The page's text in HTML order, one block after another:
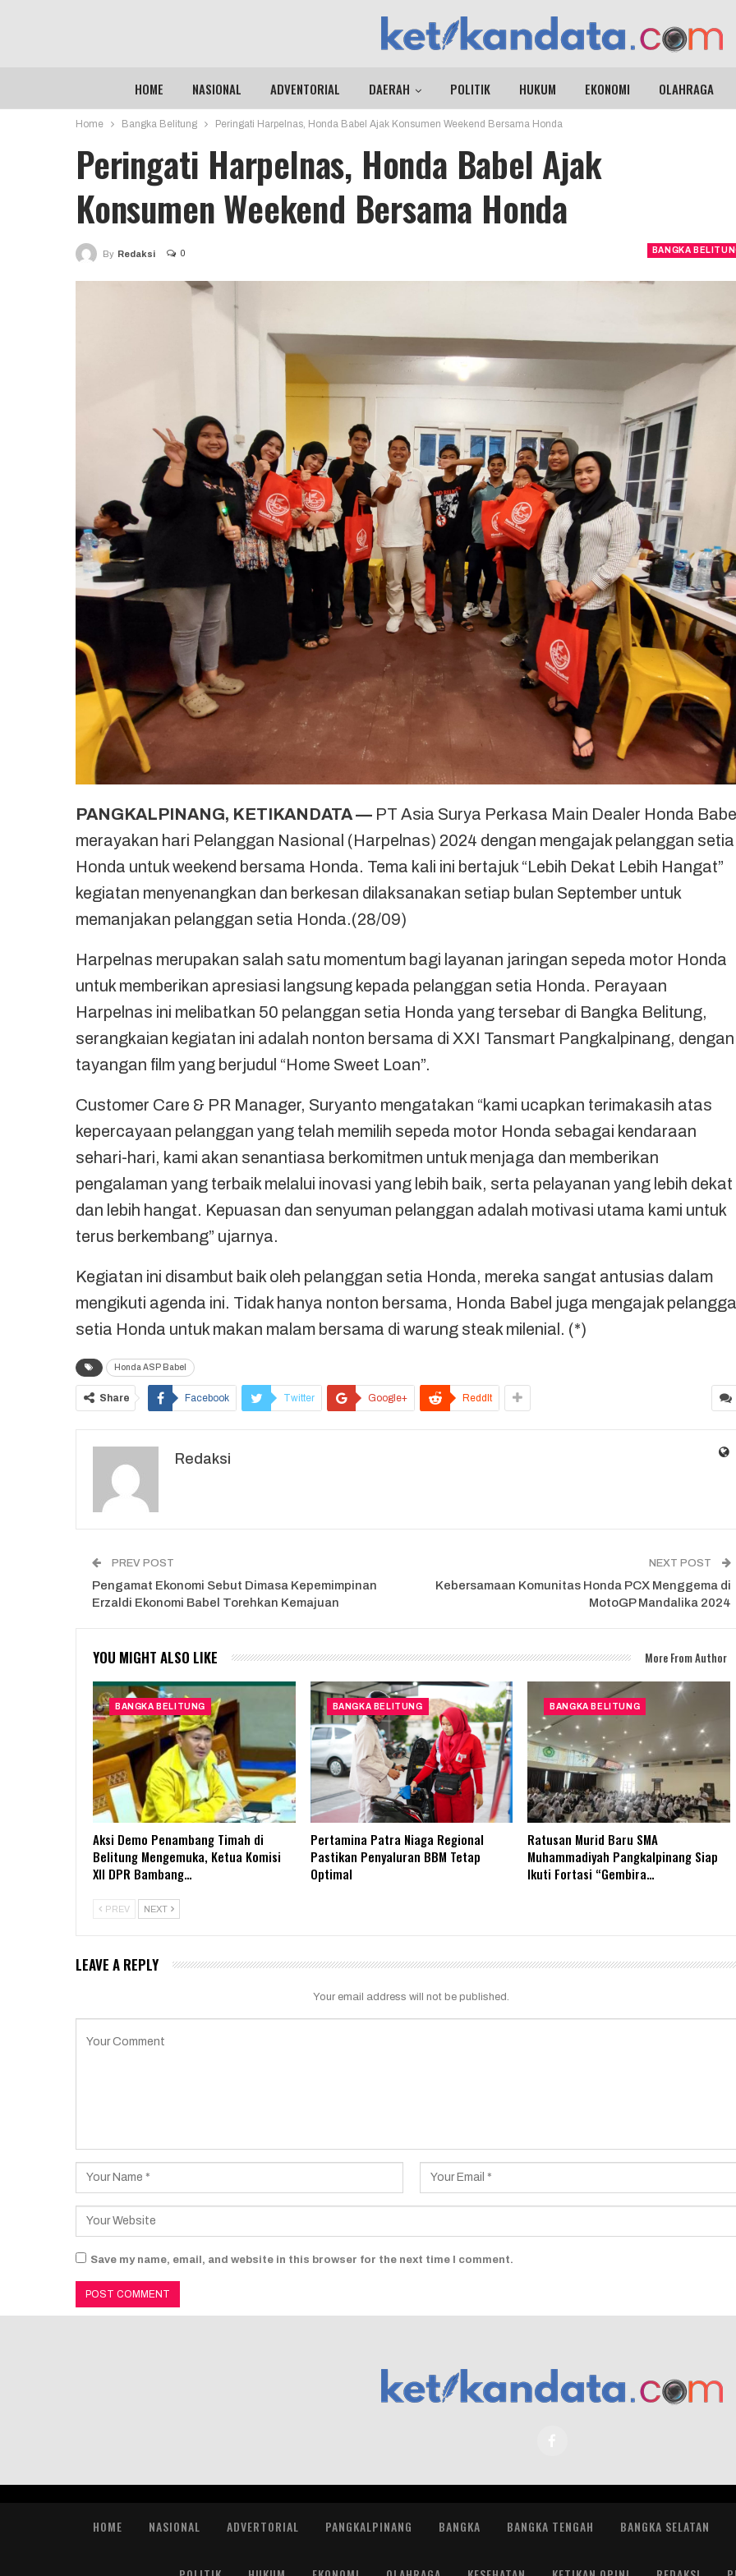
HOME NASIONAL ADVENTORIAL DAERAH POLITIK HUKUM EKONOMI OLAHRAGA
Home Bangka Belitung Peringati Harpelnas, Honda Babel Ajak Konsumen Weekend Bersama Honda
Peringati Harpelnas, Honda Babel Ajak
Konsumen Weekend Bersama Honda
BANGKA
By Redaksi 0
PANGKALPINANG, KETIKANDATA — PT Asia Surya Perkasa Main Dealer Honda
merayakan hari Pelanggan Nasional (Harpelnas) 2024 dengan mengajak pelanggan setia
Honda untuk weekend bersama Honda. Tema kali ini bertajuk “Lebih Dekat Lebih Hangat”
kegiatan menyenangkan dan berkesan dilaksanakan setiap bulan September untuk
memanjakan pelanggan setia Honda.(28/09)
Harpelnas merupakan salah satu momentum bagi layanan jaringan sepeda motor Honda
untuk memberikan apresiasi langsung kepada pelanggan setia Honda. Perayaan
Harpelnas ini melibatkan 50 pelanggan setia Honda yang tersebar di Bangka Belitung,
serangkaian kegiatan ini adalah nonton bersama di XXI Tansmart Pangkalpinang, dengan
tayangan film yang berjudul “Home Sweet Loan”.
Customer Care & PR Manager, Suryanto mengatakan “kami ucapkan terimakasih atas
kepercayaan pelanggan yang telah memilih sepeda motor Honda sebagai kendaraan
sehari-hari, kami akan senantiasa berkomitmen untuk menjaga dan memberikan
pengalaman yang terbaik melalui inovasi yang lebih baik, serta pelayanan yang lebih dekat
dan lebih hangat. Kepuasan dan senyuman pelanggan adalah motivasi utama kami untuk
terus berkembang” ujarnya.
Kegiatan ini disambut baik oleh pelanggan setia Honda, mereka sangat antusias dalam
mengikuti agenda ini. Tidak hanya nonton bersama, Honda Babel juga mengajak
setia Honda untuk makan malam bersama di warung steak milenial. (*)
Honda ASP Babel
Share Facebook Twitter Google+ ReddIt
Redaksi
PREV POST
Pengamat Ekonomi Sebut Dimasa Kepemimpinan
Erzaldi Ekonomi Babel Torehkan Kemajuan
NEXT POST
Kebersamaan Komunitas Honda PCX Menggema di
MotoGP Mandalika 2024
YOU MIGHT ALSO LIKE More From Author
BANGKA BELITUNG
Aksi Demo Penambang Timah di
Belitung Mengemuka, Ketua Komisi
XII DPR Bambang…
BANGKA BELITUNG
Pertamina Patra Niaga Regional
Pastikan Penyaluran BBM Tetap
Optimal
BANGKA BELITUNG
Ratusan Murid Baru SMA
Muhammadiyah Pangkalpinang Siap
Ikuti Fortasi “Gembira…
PREV NEXT
LEAVE A REPLY
Your email address will not be published.
Save my name, email, and website in this browser for the next time I comment.
HOME NASIONAL ADVERTORIAL PANGKALPINANG BANGKA BANGKA TENGAH BANGKA SELATAN